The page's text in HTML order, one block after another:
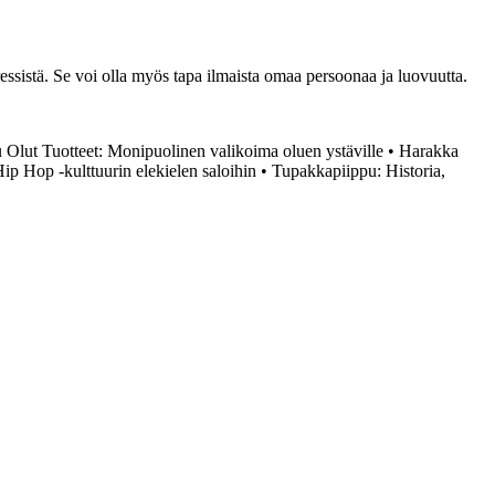
Se voi olla myös tapa ilmaista omaa persoonaa ja luovuutta.
Olut Tuotteet: Monipuolinen valikoima oluen ystäville • Harakka
Hop -kulttuurin elekielen saloihin • Tupakkapiippu: Historia,